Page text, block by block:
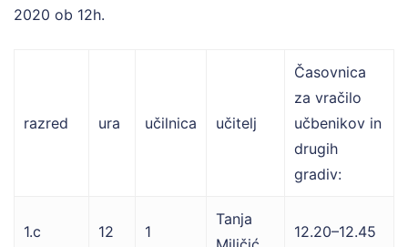
2020 ob 12h.
razred ura učilnica učitelj
Časovnica
za vračilo
učbenikov in
drugih
gradiv:
1.c 12 1
Tanja
12.20–12.45